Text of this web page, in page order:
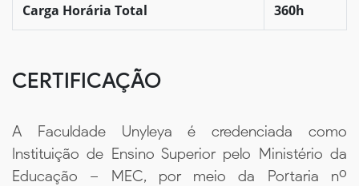
Carga Horária Total 360h
CERTIFICAÇÃO
A Faculdade Unyleya é credenciada como
Instituição de Ensino Superior pelo Ministério da
Educação – MEC, por meio da Portaria nº